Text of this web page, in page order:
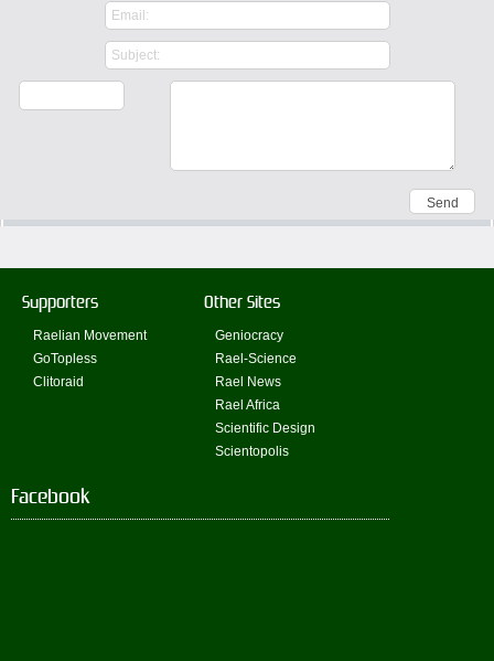
Supporters
Raelian Movement
GoTopless
Clitoraid
Other Sites
Geniocracy
Rael-Science
Rael News
Rael Africa
Scientific Design
Scientopolis
Facebook